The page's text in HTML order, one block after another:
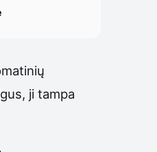
ji tampa